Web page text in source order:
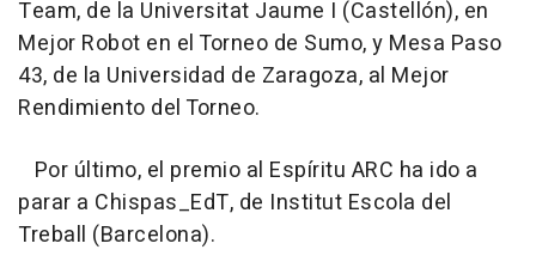
Team, de la Universitat Jaume I (Castellón), en
Mejor Robot en el Torneo de Sumo, y Mesa Paso
43, de la Universidad de Zaragoza, al Mejor
Rendimiento del Torneo.
Por último, el premio al Espíritu ARC ha ido a
parar a Chispas_EdT, de Institut Escola del
Treball (Barcelona).